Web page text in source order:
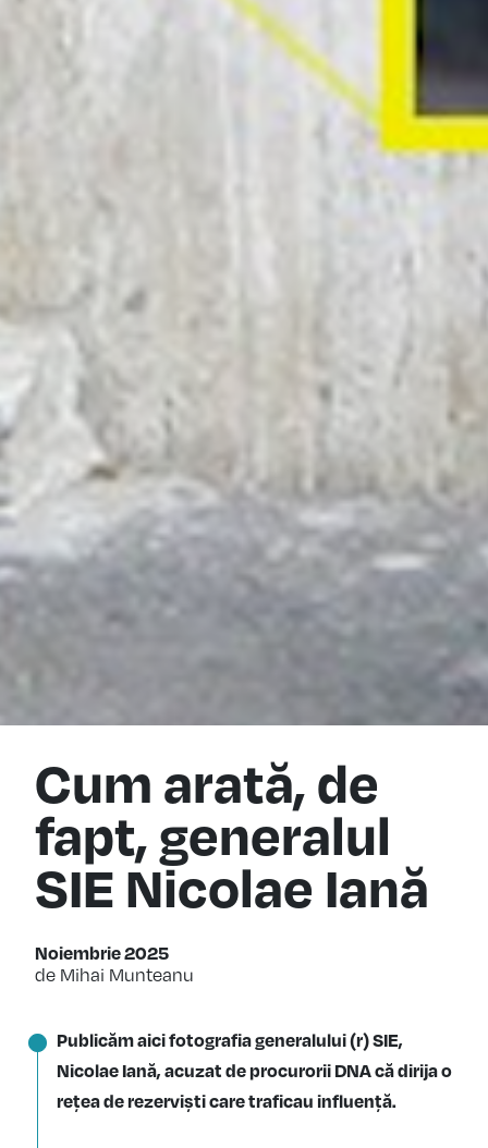
Cum arată, de
fapt, generalul
SIE Nicolae Iană
Noiembrie 2025
de Mihai Munteanu
Publicăm aici fotografia generalului (r) SIE,
Nicolae Iană, acuzat de procurorii DNA că dirija o
rețea de rezerviști care traficau influență.